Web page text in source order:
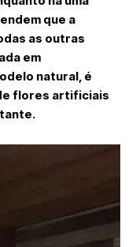
que a
as outras
em
natural, é
flores artificiais